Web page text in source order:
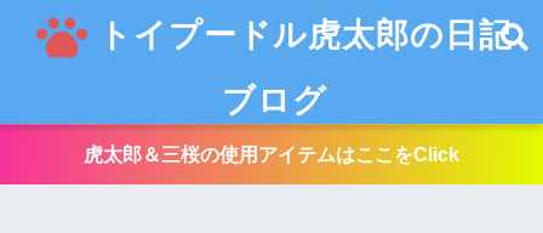
トイプードル虎太郎の日記
ブログ
虎太郎＆三桜の使用アイテムはここをClick